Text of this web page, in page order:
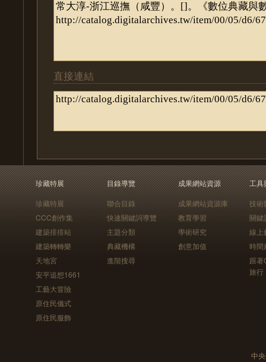
直接連結
珍藏特展
珍藏特展
CCC創作集
建築排排站
建築轉轉樂
天地宮
安平追想1661
工藝大冒險
原住民儀式
原住民服飾
目錄導覽
聯合目錄
快速關鍵詞導覽
主題分類
典藏機構
進階搜尋
成果網站資源
成果網站資源庫
教育學習
學術研究
創意加值
工具
技術
關鍵
線上
時間
跟
旅行
中